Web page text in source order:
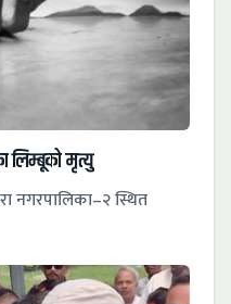
लिम्बूको मृत्यु
नगरपालिका–२ स्थित